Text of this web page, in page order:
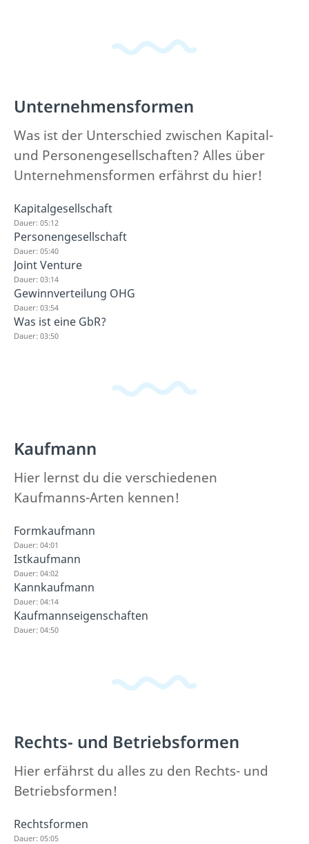
Unternehmensformen
Was ist der Unterschied zwischen Kapital-
und Personengesellschaften? Alles über
Unternehmensformen erfährst du hier!
Kapitalgesellschaft
Dauer: 05:12
Personengesellschaft
Dauer: 05:40
Joint Venture
Dauer: 03:14
Gewinnverteilung OHG
Dauer: 03:54
Was ist eine GbR?
Dauer: 03:50
Kaufmann
Hier lernst du die verschiedenen
Kaufmanns-Arten kennen!
Formkaufmann
Dauer: 04:01
Istkaufmann
Dauer: 04:02
Kannkaufmann
Dauer: 04:14
Kaufmannseigenschaften
Dauer: 04:50
Rechts- und Betriebsformen
Hier erfährst du alles zu den Rechts- und
Betriebsformen!
Rechtsformen
Dauer: 05:05